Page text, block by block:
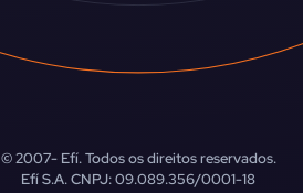
© 2007-Efí. Todos os direitos reservados.
Efí S.A. CNPJ: 09.089.356/0001-18